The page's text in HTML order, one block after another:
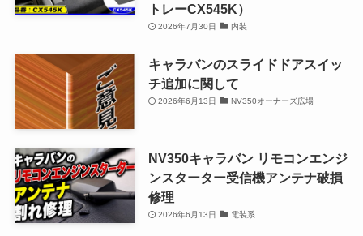
トレーCX545K）
2026年7月30日 内装
キャラバンのスライドドアスイッ
チ追加に関して
2026年6月13日 NV350オーナーズ広場
NV350キャラバン リモコンエンジ
ンスターター受信機アンテナ破損
修理
2026年6月13日 電装系